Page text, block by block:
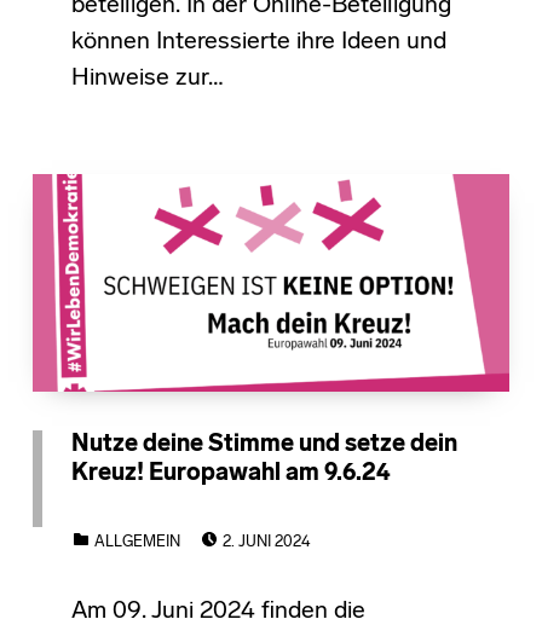
beteiligen. In der Online-Beteiligung
können Interessierte ihre Ideen und
Hinweise zur…
Nutze deine Stimme und setze dein
Kreuz! Europawahl am 9.6.24
ALLGEMEIN
2. JUNI 2024
Am 09. Juni 2024 finden die